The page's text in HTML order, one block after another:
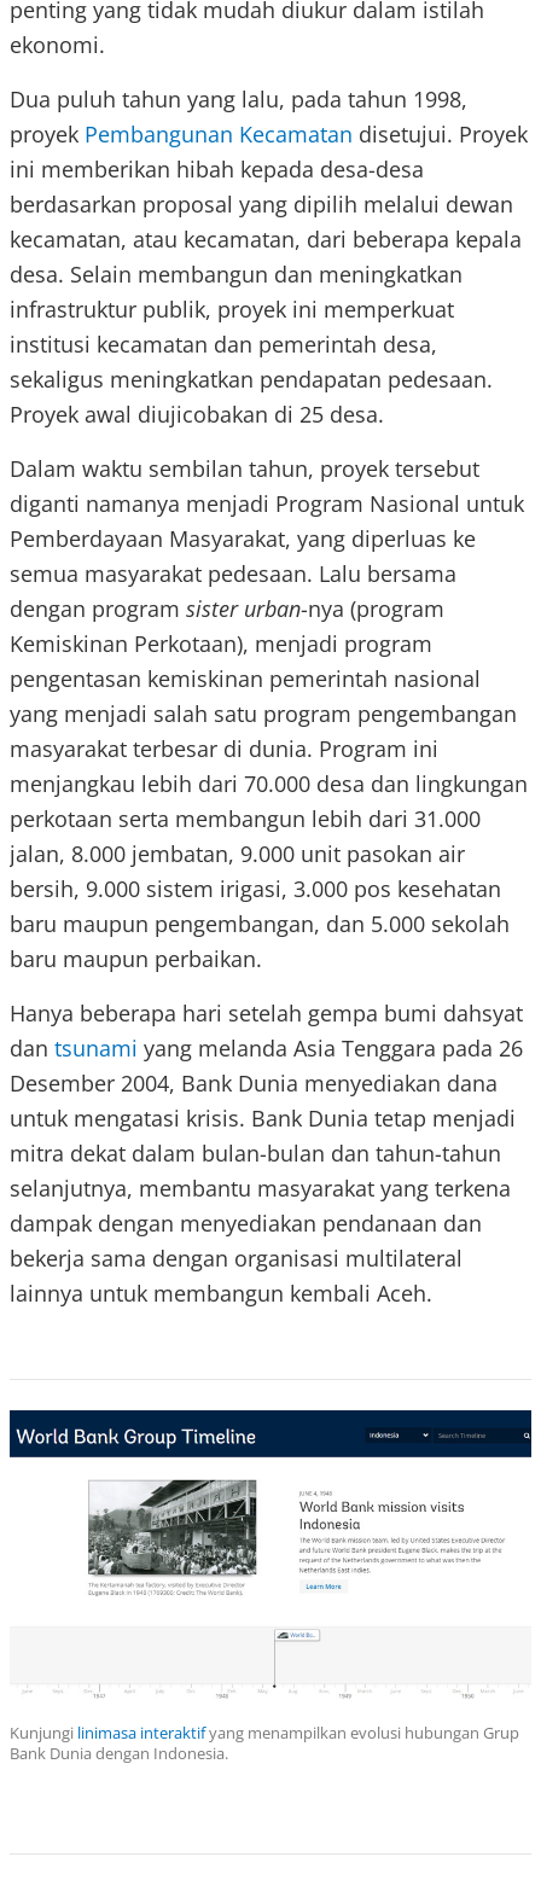
penting yang tidak mudah diukur dalam istilah
ekonomi.
Dua puluh tahun yang lalu, pada tahun 1998,
proyek Pembangunan Kecamatan disetujui. Proyek
ini memberikan hibah kepada desa-desa
berdasarkan proposal yang dipilih melalui dewan
kecamatan, atau kecamatan, dari beberapa kepala
desa. Selain membangun dan meningkatkan
infrastruktur publik, proyek ini memperkuat
institusi kecamatan dan pemerintah desa,
sekaligus meningkatkan pendapatan pedesaan.
Proyek awal diujicobakan di 25 desa.
Dalam waktu sembilan tahun, proyek tersebut
diganti namanya menjadi Program Nasional untuk
Pemberdayaan Masyarakat, yang diperluas ke
semua masyarakat pedesaan. Lalu bersama
dengan program sister urban-nya (program
Kemiskinan Perkotaan), menjadi program
pengentasan kemiskinan pemerintah nasional
yang menjadi salah satu program pengembangan
masyarakat terbesar di dunia. Program ini
menjangkau lebih dari 70.000 desa dan lingkungan
perkotaan serta membangun lebih dari 31.000
jalan, 8.000 jembatan, 9.000 unit pasokan air
bersih, 9.000 sistem irigasi, 3.000 pos kesehatan
baru maupun pengembangan, dan 5.000 sekolah
baru maupun perbaikan.
Hanya beberapa hari setelah gempa bumi dahsyat
dan tsunami yang melanda Asia Tenggara pada 26
Desember 2004, Bank Dunia menyediakan dana
untuk mengatasi krisis. Bank Dunia tetap menjadi
mitra dekat dalam bulan-bulan dan tahun-tahun
selanjutnya, membantu masyarakat yang terkena
dampak dengan menyediakan pendanaan dan
bekerja sama dengan organisasi multilateral
lainnya untuk membangun kembali Aceh.
Kunjungi linimasa interaktifyang menampilkan evolusi hubungan Grup
Bank Dunia dengan Indonesia.